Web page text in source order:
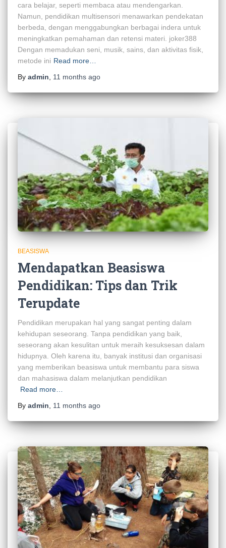
cara belajar, seperti membaca atau mendengarkan.
Namun, pendidikan multisensori menawarkan pendekatan
berbeda, dengan menggabungkan berbagai indera untuk
meningkatkan pemahaman dan retensi materi. joker388
Dengan memadukan seni, musik, sains, dan aktivitas fisik,
metode ini Read more…
By admin, 11 months ago
BEASISWA
Mendapatkan Beasiswa
Pendidikan: Tips dan Trik
Terupdate
Pendidikan merupakan hal yang sangat penting dalam
kehidupan seseorang. Tanpa pendidikan yang baik,
seseorang akan kesulitan untuk meraih kesuksesan dalam
hidupnya. Oleh karena itu, banyak institusi dan organisasi
yang memberikan beasiswa untuk membantu para siswa
dan mahasiswa dalam melanjutkan pendidikan
Read more…
By admin 11 months ago